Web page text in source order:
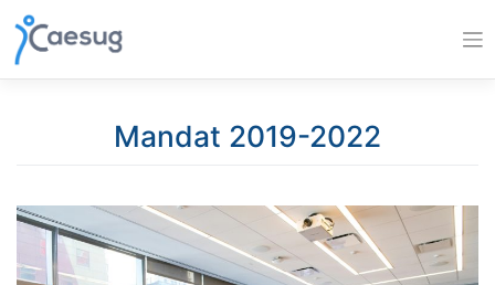
content
Mandat 2019-2022